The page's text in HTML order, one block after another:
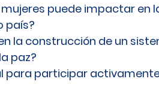
puede impactar en
país?
la construcción de un
paz?
para participar